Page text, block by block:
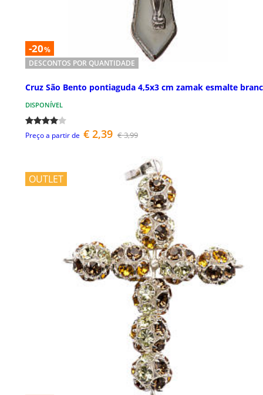
-20%
DESCONTOS POR QUANTIDADE
Cruz São Bento pontiaguda 4,5x3 cm zamak esmalte
DISPONÍVEL
Preço a partir de € 2,39 € 3,99
OUTLET